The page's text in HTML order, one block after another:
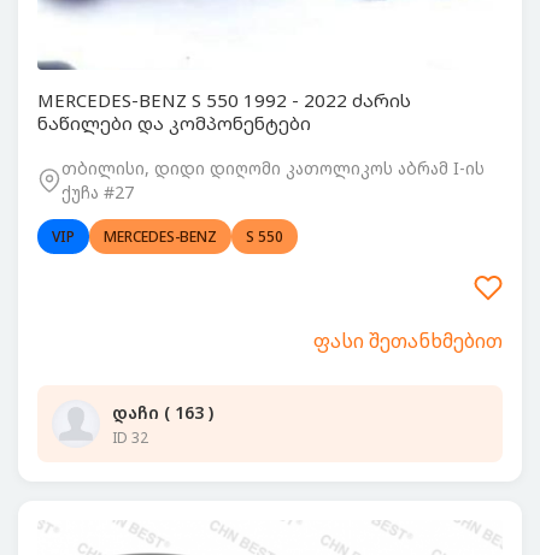
MERCEDES-BENZ S 550 1992 - 2022 ძარის
ნაწილები და კომპონენტები
თბილისი, დიდი დიღომი კათოლიკოს აბრამ I-ის
ქუჩა #27
VIP MERCEDES-BENZ S 550
ფასი შეთანხმებით
დაჩი ( 163 )
ID 32